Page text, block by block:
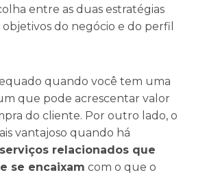
entre as duas estratégias
do negócio e do perfil
quando você tem uma
que pode acrescentar valor
do cliente. Por outro lado, o
vantajoso quando há
serviços relacionados que
se encaixam com o que o